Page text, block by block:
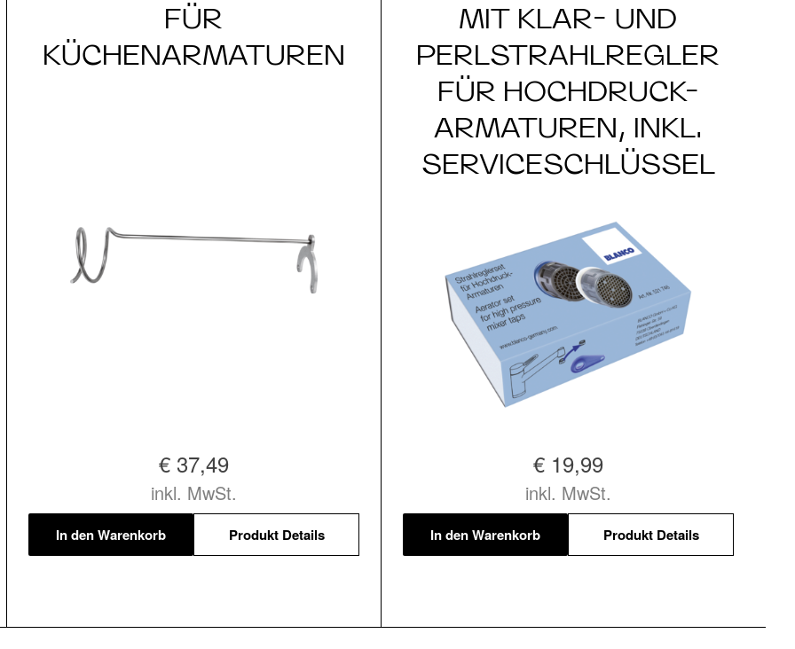
FÜR
KÜCHENARMATUREN
€ 37,49
inkl. MwSt.
In den Warenkorb Produkt Details
MIT KLAR- UND
PERLSTRAHLREGLER
FÜR HOCHDRUCK-
ARMATUREN, INKL.
SERVICESCHLÜSSEL
€ 19,99
inkl. MwSt.
In den Warenkorb Produkt Details